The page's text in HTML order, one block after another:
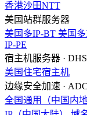
香港沙田NTT
美国站群服务器
美国多IP-BT 美国
IP-PE
宿主机服务器 · DHS
美国住宅宿主机
边缘安全加速 · ADC
全国通用（中国内地